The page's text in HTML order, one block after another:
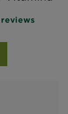
reviews